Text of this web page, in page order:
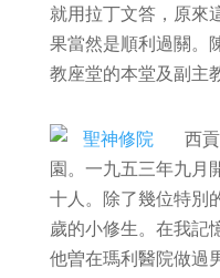
就用拉丁文答，原來
果當然是順利過關。
教座堂的本堂及副主
西
園。一九五三年九月
十人。除了幾位特別
歲的小修生。在我記
他曽在瑪利醫院做過